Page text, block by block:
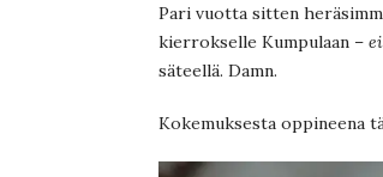
Pari vuotta sitten
kierrokselle Kumpulaan –
säteellä. Damn.
Kokemuksesta oppineena